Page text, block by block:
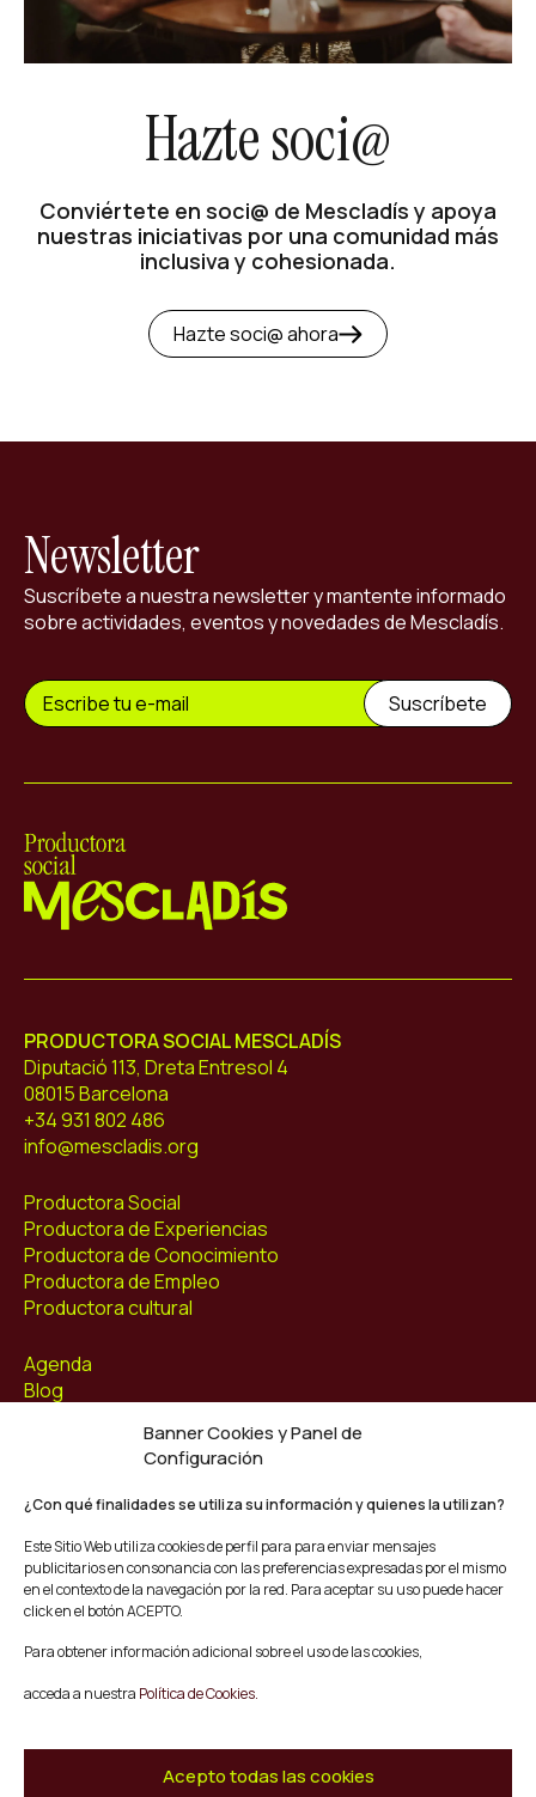
Banner Cookies y Panel de
Configuración
¿Con qué finalidades se utiliza su información y quienes la utilizan?
Este Sitio Web utiliza cookies de perfil para para enviar mensajes
publicitarios en consonancia con las preferencias expresadas por el mismo
en el contexto de la navegación por la red. Para aceptar su uso puede hacer
click en el botón ACEPTO.
Para obtener información adicional sobre el uso de las cookies,
acceda a nuestra Política de Cookies.
Acepto todas las cookies
Hazte soci@
Conviértete en soci@ de Mescladís y apoya
nuestras iniciativas por una comunidad más
inclusiva y cohesionada.
Hazte soci@ ahora
Newsletter
Suscríbete a nuestra newsletter y mantente informado
sobre actividades, eventos y novedades de Mescladís.
PRODUCTORA SOCIAL MESCLADÍS
Diputació 113, Dreta Entresol 4
08015 Barcelona
+34 931 802 486
info@mescladis.org
Productora Social
Productora de Experiencias
Productora de Conocimiento
Productora de Empleo
Productora cultural
Agenda
Blog
Facebook
Youtube
Twitter/X
© Mescladís 2026
Aviso legal
Términos y Condiciones de Compra
Canal de Denuncias